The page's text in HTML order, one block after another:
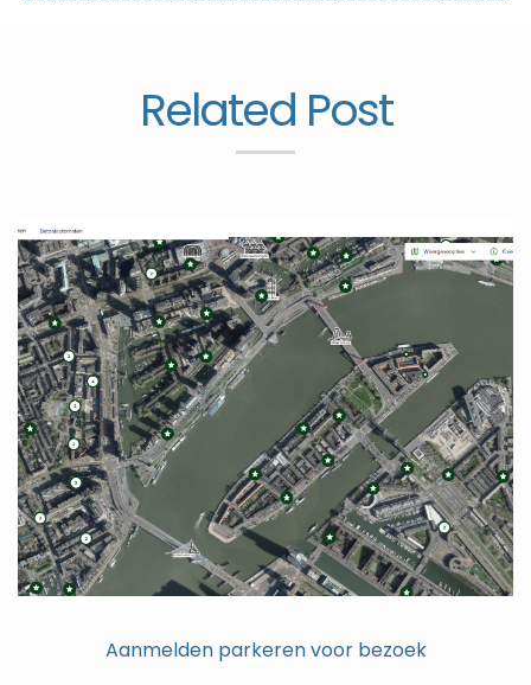
Related Post
Aanmelden parkeren voor bezoek